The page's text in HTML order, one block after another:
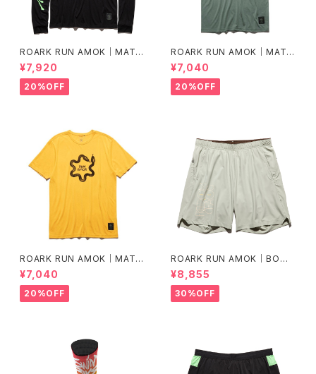
ROARK RUN AMOK｜MATHI
S LS col.BLACK FJORD
¥7,920
20%OFF
ROARK RUN AMOK｜MATHI
S CORE SS col.FOREST
¥7,040
20%OFF
ROARK RUN AMOK｜MATHI
S CORE SS col.SUNBURST
¥7,040
20%OFF
ROARK RUN AMOK｜BOM
MER 2.0 7" Col.CHAPARRA
L
¥8,855
30%OFF